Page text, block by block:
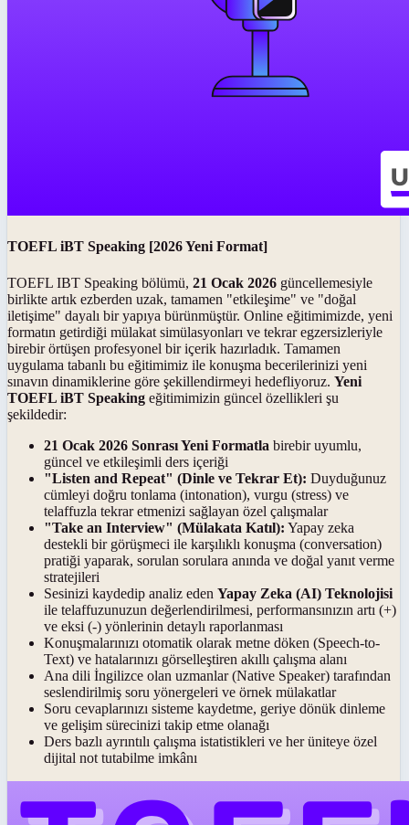
TOEFL iBT Speaking [2026 Yeni Format]
TOEFL IBT Speaking bölümü, 21 Ocak 2026 güncellemesiyle
birlikte artık ezberden uzak, tamamen "etkileşime" ve "doğal
iletişime" dayalı bir yapıya bürünmüştür. Online eğitimimizde, yeni
formatın getirdiği mülakat simülasyonları ve tekrar egzersizleriyle
birebir örtüşen profesyonel bir içerik hazırladık. Tamamen
uygulama tabanlı bu eğitimimiz ile konuşma becerilerinizi yeni
sınavın dinamiklerine göre şekillendirmeyi hedefliyoruz. Yeni
TOEFL iBT Speaking eğitimimizin güncel özellikleri şu
şekildedir:
21 Ocak 2026 Sonrası Yeni Formatla birebir uyumlu,
güncel ve etkileşimli ders içeriği
"Listen and Repeat" (Dinle ve Tekrar Et): Duyduğunuz
cümleyi doğru tonlama (intonation), vurgu (stress) ve
telaffuzla tekrar etmenizi sağlayan özel çalışmalar
"Take an Interview" (Mülakata Katıl): Yapay zeka
destekli bir görüşmeci ile karşılıklı konuşma (conversation)
pratiği yaparak, sorulan sorulara anında ve doğal yanıt verme
stratejileri
Sesinizi kaydedip analiz eden Yapay Zeka (AI) Teknolojisi
ile telaffuzunuzun değerlendirilmesi, performansınızın artı (+)
ve eksi (-) yönlerinin detaylı raporlanması
Konuşmalarınızı otomatik olarak metne döken (Speech-to-
Text) ve hatalarınızı görselleştiren akıllı çalışma alanı
Ana dili İngilizce olan uzmanlar (Native Speaker) tarafından
seslendirilmiş soru yönergeleri ve örnek mülakatlar
Soru cevaplarınızı sisteme kaydetme, geriye dönük dinleme
ve gelişim sürecinizi takip etme olanağı
Ders bazlı ayrıntılı çalışma istatistikleri ve her üniteye özel
dijital not tutabilme imkânı